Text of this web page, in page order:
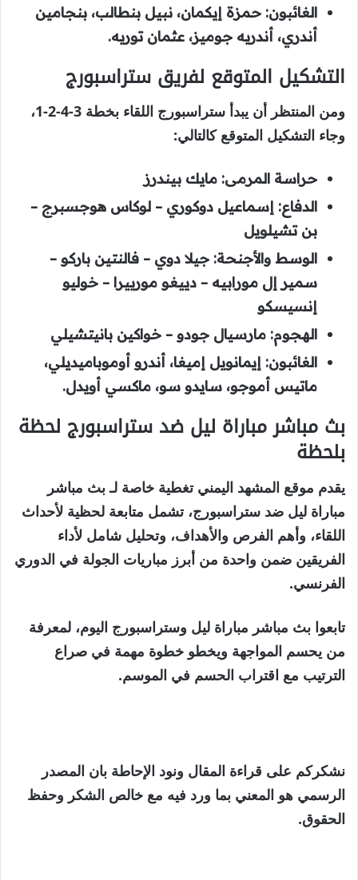
الغائبون: حمزة إيكمان، نبيل بنطالب، بنجامين
أندري، أندريه جوميز، عثمان توريه.
التشكيل المتوقع لفريق ستراسبورج
ومن المنتظر أن يبدأ ستراسبورج اللقاء بخطة 3-4-2-1،
وجاء التشكيل المتوقع كالتالي:
حراسة المرمى: مايك بيندرز
الدفاع: إسماعيل دوكوري – لوكاس هوجسبرج –
بن تشيلويل
الوسط والأجنحة: جيلا دوي – فالنتين باركو –
سمير إل مورابيه – دييغو مورييرا – خوليو
إنسيسكو
الهجوم: مارسيال جودو – خواكين بانيتشيلي
الغائبون: إيمانويل إميغا، أندرو أوموباميديلي،
ماتيس أموجو، سايدو سو، ماكسي أويدل.
بث مباشر مباراة ليل ضد ستراسبورج لحظة
بلحظة
يقدم موقع المشهد اليمني تغطية خاصة لـ بث مباشر
مباراة ليل ضد ستراسبورج، تشمل متابعة لحظية لأحداث
اللقاء، وأهم الفرص والأهداف، وتحليل شامل لأداء
الفريقين ضمن واحدة من أبرز مباريات الجولة في الدوري
الفرنسي.
تابعوا بث مباشر مباراة ليل وستراسبورج اليوم، لمعرفة
من يحسم المواجهة ويخطو خطوة مهمة في صراع
الترتيب مع اقتراب الحسم في الموسم.
نشكركم على قراءة المقال ونود الإحاطة بان المصدر
الرسمي هو المعني بما ورد فيه مع خالص الشكر وحفظ
الحقوق.